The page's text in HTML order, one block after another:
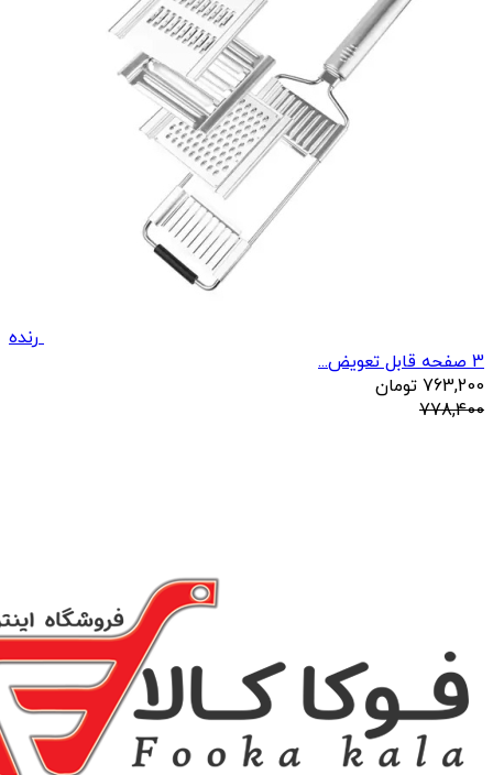
رنده
3 صفحه قابل تعویض...
763,200 تومان
778,400